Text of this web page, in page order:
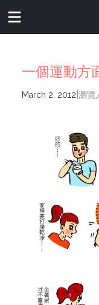
一個運動方
March 2, 2012 瀏覽